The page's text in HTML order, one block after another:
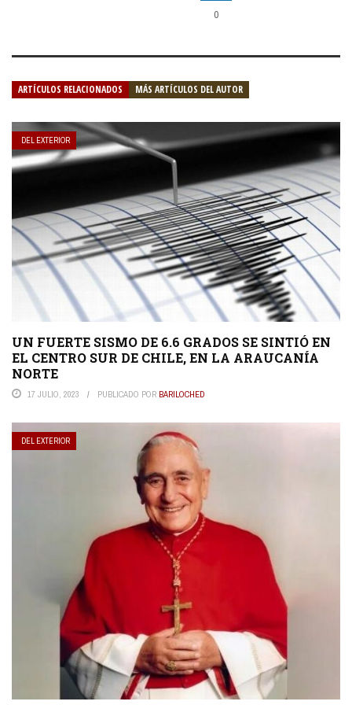
0
ARTÍCULOS RELACIONADOS MÁS ARTÍCULOS DEL AUTOR
DEL EXTERIOR
UN FUERTE SISMO DE 6.6 GRADOS SE SINTIÓ EN
EL CENTRO SUR DE CHILE, EN LA ARAUCANÍA
NORTE
17 JULIO, 2023 PUBLICADO POR BARILOCHED
DEL EXTERIOR